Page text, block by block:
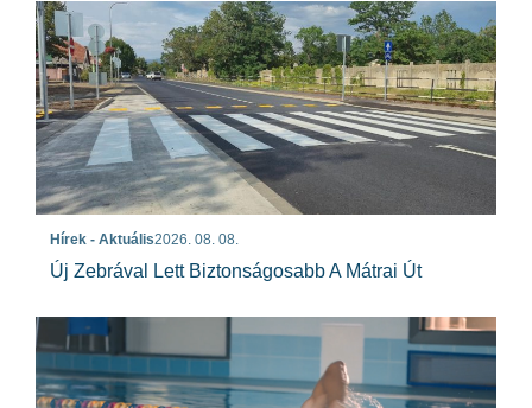
Hírek - Aktuális2026. 08. 08.
Új Zebrával Lett Biztonságosabb A Mátrai Út